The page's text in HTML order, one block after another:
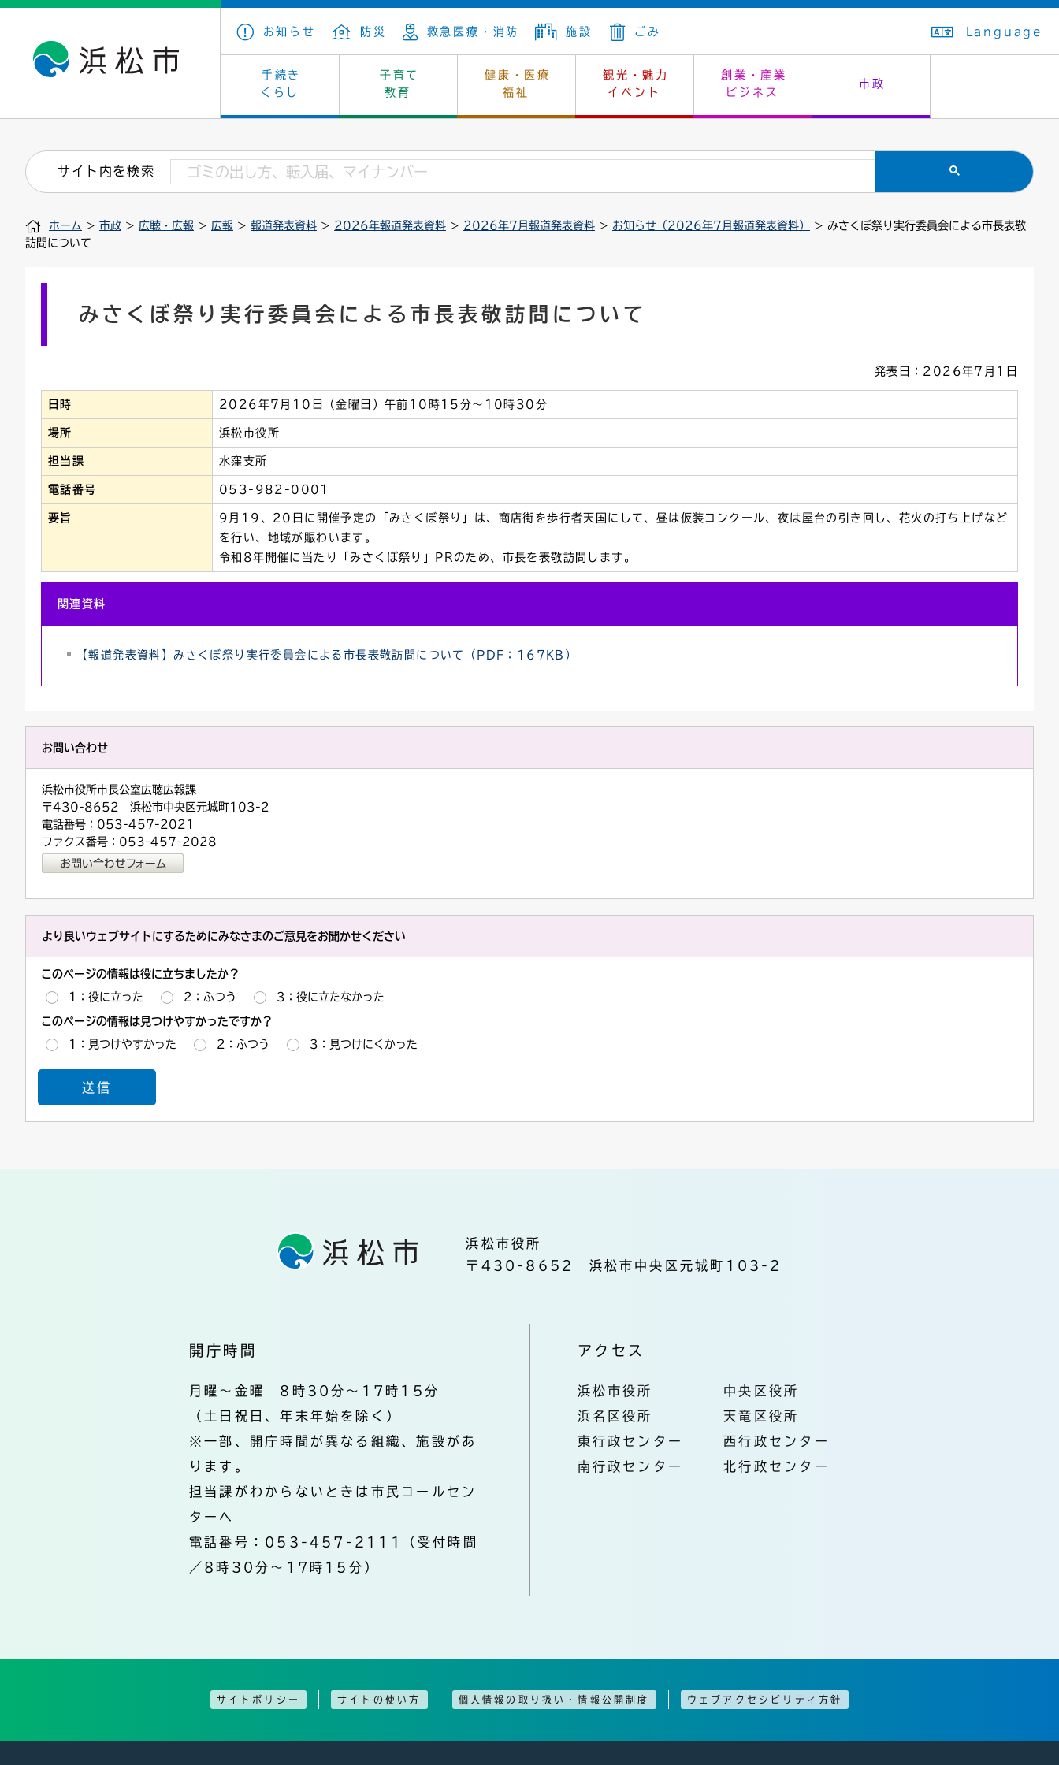
お知らせ 防災 救急医療・消防 施設 ごみ Language
手続き
くらし
子育て
教育
健康・医療
福祉
観光・魅力
イベント
創業・産業
ビジネス
市政
戸籍・住民の手続き 保険・年金 上下水道 生活排水
住まい・建築 墓地・斎場 消費生活 市民安全
税金 法人税 環境 住居表示
印鑑登録証明書 戸籍謄本・抄本 住所変更
子育て・青少年・若者 教育 生涯学習 教育委員会
看護専門学校 学級閉鎖 幼稚園一覧 入学式・卒業式
小学校一覧 中学校一覧 通学区域
健康・医療 福祉 休日当番医 救急・夜間診療
介護保険 保健所 感染症
文化・芸術 文化財 レジャー・スポーツ 施設予約（まつぼっくり）
浜松・浜名湖だいすきネット はじめよう、ハマライフ はたちの集い
産業振興 カーボンニュートラル 土地 指定管理者制度
発注情報(入札・契約) 福祉・介護 環境対策 公共事業の技術監理
募集 雇用・就労 企業立地 バナー広告
市の概要 庁舎案内 市長の部屋 議会
外郭団体 統計 選挙 オープンデータ
職員採用 市有財産 例規・公示 組織案内
会議 情報公開・個人情報 監査
サイト内を検索
ホーム > 市政 > 広聴・広報 > 広報 > 報道発表資料 > 2026年報道発表資料 > 2026年7月報道発表資料 > お知らせ（2026年7月報道発表資料）
> みさくぼ祭り実行委員会による市長表敬
訪問について
みさくぼ祭り実行委員会による市長表敬訪問について
発表日：2026年7月1日
日時 2026年7月10日（金曜日）午前10時15分～10時30分
場所 浜松市役所
担当課 水窪支所
電話番号 053-982-0001
要旨
9月19、20日に開催予定の「みさくぼ祭り」は、商店街を歩行者天国にして、昼は仮装コンクール、夜は屋台の引き回し、花火の打ち上げなど
を行い、地域が賑わいます。
令和8年開催に当たり「みさくぼ祭り」PRのため、市長を表敬訪問します。
関連資料
【報道発表資料】みさくぼ祭り実行委員会による市長表敬訪問について（PDF：167KB）
お問い合わせ
浜松市役所市長公室広聴広報課
〒430-8652 浜松市中央区元城町103-2
電話番号：053-457-2021
ファクス番号：053-457-2028
より良いウェブサイトにするためにみなさまのご意見をお聞かせください
このページの情報は役に立ちましたか？
1：役に立った 2：ふつう 3：役に立たなかった
このページの情報は見つけやすかったですか？
1：見つけやすかった 2：ふつう 3：見つけにくかった
浜松市役所
〒430-8652 浜松市中央区元城町103-2
開庁時間
月曜～金曜 8時30分～17時15分
（土日祝日、年末年始を除く）
※一部、開庁時間が異なる組織、施設があ
ります。
担当課がわからないときは市民コールセン
ターへ
電話番号：053-457-2111（受付時間
／8時30分～17時15分）
アクセス
浜松市役所
中央区役所
浜名区役所
天竜区役所
東行政センター
西行政センター
南行政センター
北行政センター
サイトポリシー サイトの使い方 個人情報の取り扱い・情報公開制度 ウェブアクセシビリティ方針